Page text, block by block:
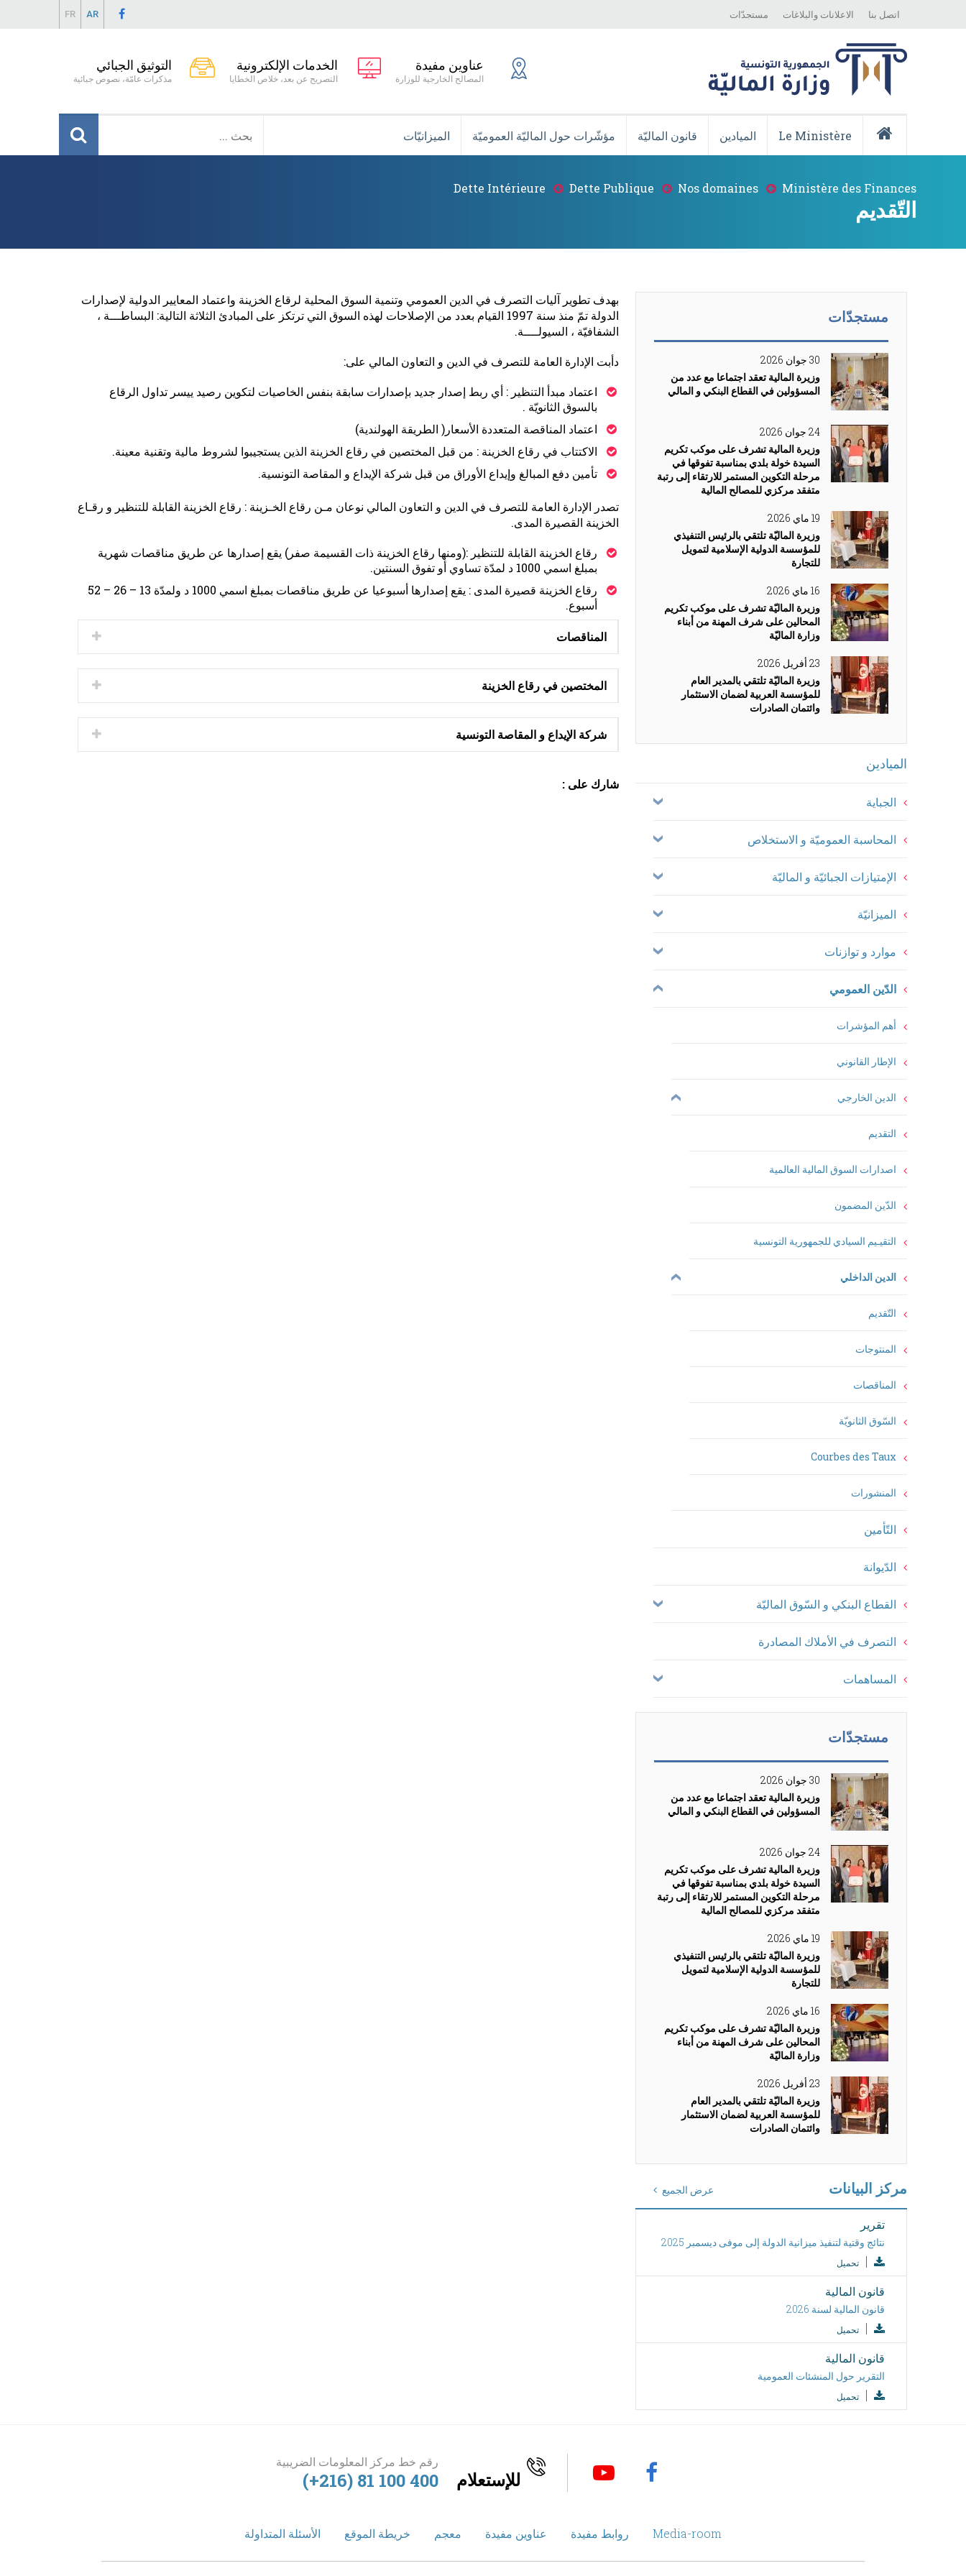
Menu
اتصل بنا الاعلانات والبلاغات مستجدّات FR AR
عناوين مفيدة
المصالح الخارجية للوزارة
الخدمات الإلكترونية
التصريح عن بعد، خلاص الخطايا
التوثيق الجبائي
مذكرات عامّة، نصوص جبائية
Principale
Le Ministère الميادين قانون الماليّة مؤشّرات حول الماليّة العموميّة الميزانيّات
Breadcrumb
Ministère des Finances
Nos domaines
Dette Publique
Dette Intérieure
التّقديم
مستجدّات
30 جوان 2026
وزيرة المالية تعقد اجتماعا مع عدد من
المسؤولين في القطاع البنكي و المالي
24 جوان 2026
وزيرة المالية تشرف على موكب تكريم
السيدة خولة بلدي بمناسبة تفوقها في
مرحلة التكوين المستمر للارتقاء إلى رتبة
متفقد مركزي للمصالح المالية
19 ماي 2026
وزيرة الماليّة تلتقي بالرئيس التنفيذي
للمؤسسة الدولية الإسلامية لتمويل
للتجارة
16 ماي 2026
وزيرة الماليّة تشرف على موكب تكريم
المحالين على شرف المهنة من أبناء
وزارة الماليّة
23 أفريل 2026
وزيرة الماليّة تلتقي بالمدير العام
للمؤسسة العربية لضمان الاستثمار
وائتمان الصادرات
Principale
الميادين
الجباية
المحاسبة العموميّة و الاستخلاص
الإمتيازات الجبائيّة و الماليّة
الميزانيّة
موارد و توازنات
الدّين العمومي
أهم المؤشرات
الإطار القانوني
الدين الخارجي
التقديم
اصدارات السوق المالية العالمية
الدّين المضمون
التقيـيم السيادي للجمهورية التونسية
الدين الداخلي
التّقديم
المنتوجات
المناقصات
السّوق الثانويّة
Courbes des Taux
المنشورات
التّأمين
الدّيوانة
القطاع البنكي و السّوق الماليّة
التصرف في الأملاك المصادرة
المساهمات
مستجدّات
30 جوان 2026
وزيرة المالية تعقد اجتماعا مع عدد من
المسؤولين في القطاع البنكي و المالي
24 جوان 2026
وزيرة المالية تشرف على موكب تكريم
السيدة خولة بلدي بمناسبة تفوقها في
مرحلة التكوين المستمر للارتقاء إلى رتبة
متفقد مركزي للمصالح المالية
19 ماي 2026
وزيرة الماليّة تلتقي بالرئيس التنفيذي
للمؤسسة الدولية الإسلامية لتمويل
للتجارة
16 ماي 2026
وزيرة الماليّة تشرف على موكب تكريم
المحالين على شرف المهنة من أبناء
وزارة الماليّة
23 أفريل 2026
وزيرة الماليّة تلتقي بالمدير العام
للمؤسسة العربية لضمان الاستثمار
وائتمان الصادرات
مركز البيانات
تقرير
نتائج وقتية لتنفيذ ميزانية الدولة إلى موفى ديسمبر 2025
تحميل
قانون المالية
قانون المالية لسنة 2026
تحميل
قانون المالية
التقرير حول المنشئات العمومية
تحميل
عرض الجميع
بهدف تطوير آليات التصرف في الدين العمومي وتنمية السوق المحلية لرقاع الخزينة واعتماد المعايير الدولية لإصدارات
الدولة تمّ منذ سنة 1997 القيام بعدد من الإصلاحات لهذه السوق التي ترتكز على المبادئ الثلاثة التالية: البساطـــة ،
الشفافيّة ، السيولــــة.
دأبت الإدارة العامة للتصرف في الدين و التعاون المالي على:
اعتماد مبدأ التنظير : أي ربط إصدار جديد بإصدارات سابقة بنفس الخاصيات لتكوين رصيد ييسر تداول الرقاع
بالسوق الثانويّة .
اعتماد المناقصة المتعددة الأسعار( الطريقة الهولندية)
الاكتتاب في رقاع الخزينة : من قبل المختصين في رقاع الخزينة الذين يستجيبوا لشروط مالية وتقنية معينة.
تأمين دفع المبالغ وإيداع الأوراق من قبل شركة الإيداع و المقاصة التونسية.
تصدر الإدارة العامة للتصرف في الدين و التعاون المالي نوعان مـن رقاع الخـزينة : رقاع الخزينة القابلة للتنظير و رقـاع
الخزينة القصيرة المدى.
رقاع الخزينة القابلة للتنظير :(ومنها رقاع الخزينة ذات القسيمة صفر) يقع إصدارها عن طريق مناقصات شهرية
بمبلغ اسمي 1000 د لمدّة تساوي أو تفوق السنتين.
رقاع الخزينة قصيرة المدى : يقع إصدارها أسبوعيا عن طريق مناقصات بمبلغ اسمي 1000 د ولمدّة 13 – 26 – 52
أسبوع.
المناقصات
المختصين في رقاع الخزينة
شركة الإيداع و المقاصة التونسية
شارك على :
للإستعلام
رقم خط مركز المعلومات الضريبية
(+216) 81 100 400
Media-room روابط مفيدة عناوين مفيدة معجم خريطة الموقع الأسئلة المتداولة